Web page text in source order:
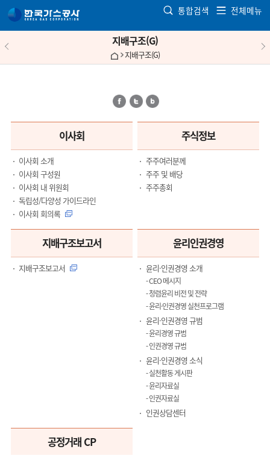
통합검색 전체메뉴
지배구조(G)
지배구조(G)
페이스북트위터블로그
이사회
이사회 소개
이사회 구성원
이사회 내 위원회
독립성/다양성 가이드라인
이사회 회의록
주식정보
주주여러분께
주주 및 배당
주주총회
지배구조보고서
지배구조보고서
윤리인권경영
윤리·인권경영 소개
CEO 메시지
청렴윤리 비전 및 전략
윤리·인권경영 실천프로그램
윤리·인권경영 규범
윤리경영 규범
인권경영 규범
윤리·인권경영 소식
실천활동 게시판
윤리자료실
인권자료실
인권상담센터
공정거래 CP